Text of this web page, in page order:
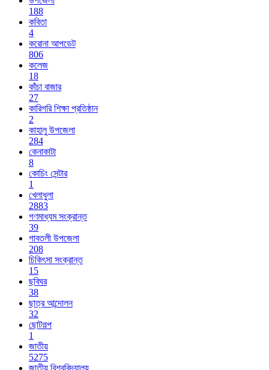
188
কবিতা
4
করোনা আপডেট
806
কলেজ
18
কাঁচা বাজার
27
কারিগরি শিক্ষা প্রতিষ্ঠান
2
কাহালু উপজেলা
284
কেনাকাটা
8
কোচিং সেন্টার
1
খেলাধুলা
2883
গণমাধ্যম সংক্রান্ত
39
গাবতলী উপজেলা
208
চিকিৎসা সংক্রান্ত
15
ছবিঘর
38
ছাত্র আন্দোলন
32
ছোটগল্প
1
জাতীয়
5275